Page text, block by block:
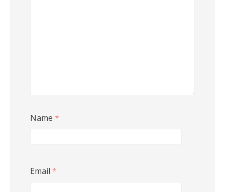
Name *
Email *